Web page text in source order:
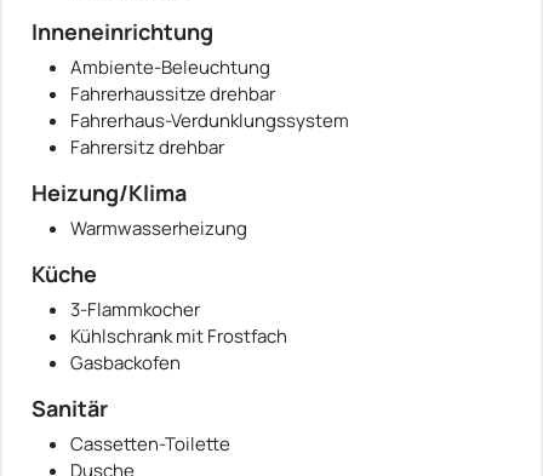
Inneneinrichtung
Ambiente-Beleuchtung
Fahrerhaussitze drehbar
Fahrerhaus-Verdunklungssystem
Fahrersitz drehbar
Heizung/Klima
Warmwasserheizung
Küche
3-Flammkocher
Kühlschrank mit Frostfach
Gasbackofen
Sanitär
Cassetten-Toilette
Dusche